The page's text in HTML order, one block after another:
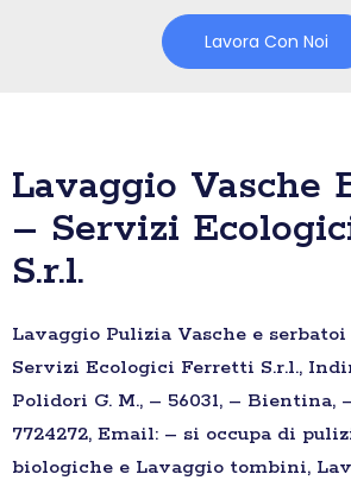
Lavora Con Noi
Lavaggio Vasche
– Servizi
S.r.l.
Lavaggio Pulizia Vasche e
Servizi Ecologici Ferretti S.r.l.,
Polidori G. M., – 56031, – Bientina,
7724272, Email: – si occupa di
biologiche e Lavaggio tombini,